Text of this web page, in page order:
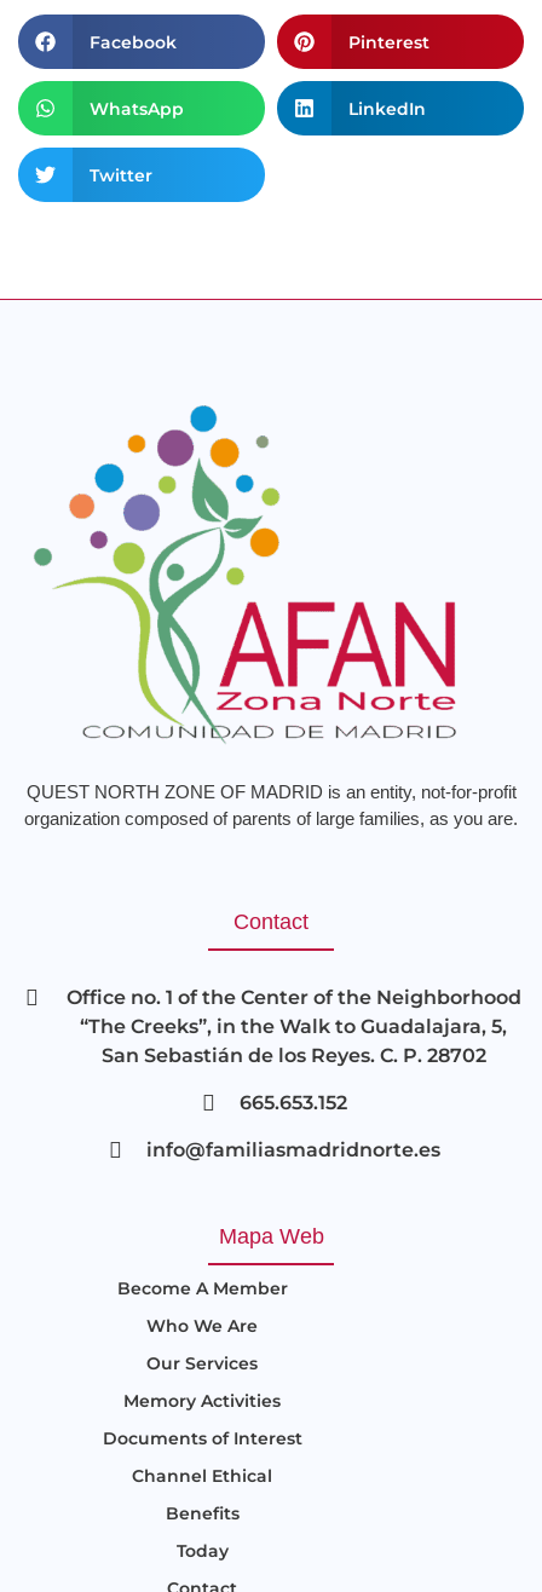
Facebook Pinterest
WhatsApp LinkedIn
Twitter
QUEST NORTH ZONE OF MADRID is an entity, not-for-profit
organization composed of parents of large families, as you are.
Contact
Office no. 1 of the Center of the Neighborhood
“The Creeks”, in the Walk to Guadalajara, 5,
San Sebastián de los Reyes. C. P. 28702
665.653.152
info@familiasmadridnorte.es
Mapa Web
Become A Member
Who We Are
Our Services
Memory Activities
Documents of Interest
Channel Ethical
Benefits
Today